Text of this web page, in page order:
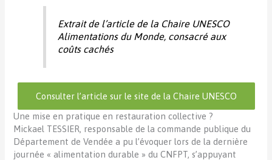
Extrait de l’article de la Chaire UNESCO
Alimentations du Monde, consacré aux
coûts cachés
Consulter l’article sur le site de la Chaire UNESCO
Une mise en pratique en restauration collective ?
Mickael TESSIER, responsable de la commande publique du
Département de Vendée a pu l’évoquer lors de la dernière
journée « alimentation durable » du CNFPT, s’appuyant